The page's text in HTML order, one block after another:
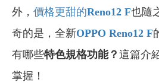
外， 價格更甜的Reno12 F也隨
奇的是，全新OPPO Reno12 F
有哪些特色規格功能？ 這篇介
掌握！